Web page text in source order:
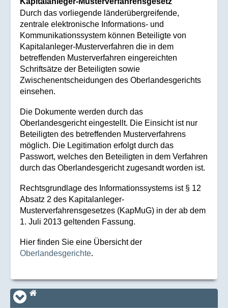
Durch das vorliegende länderübergreifende,
zentrale elektronische Informations- und
Kommunikationssystem können Beteiligte von
Kapitalanleger-Musterverfahren die in dem
betreffenden Musterverfahren eingereichten
Schriftsätze der Beteiligten sowie
Zwischenentscheidungen des Oberlandesgerichts
einsehen.
Die Dokumente werden durch das
Oberlandesgericht eingestellt. Die Einsicht ist nur
Beteiligten des betreffenden Musterverfahrens
möglich. Die Legitimation erfolgt durch das
Passwort, welches den Beteiligten in dem Verfahren
durch das Oberlandesgericht zugesandt worden ist.
Rechtsgrundlage des Informationssystems ist § 12
Absatz 2 des Kapitalanleger-
Musterverfahrensgesetzes (KapMuG) in der ab dem
1. Juli 2013 geltenden Fassung.
Hier finden Sie eine Übersicht der
Oberlandesgerichte.
Navi_footer
Startseite